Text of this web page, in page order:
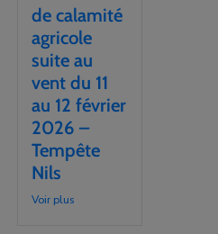
de calamité
agricole
suite au
vent du 11
au 12 février
2026 –
Tempête
Nils
Voir plus